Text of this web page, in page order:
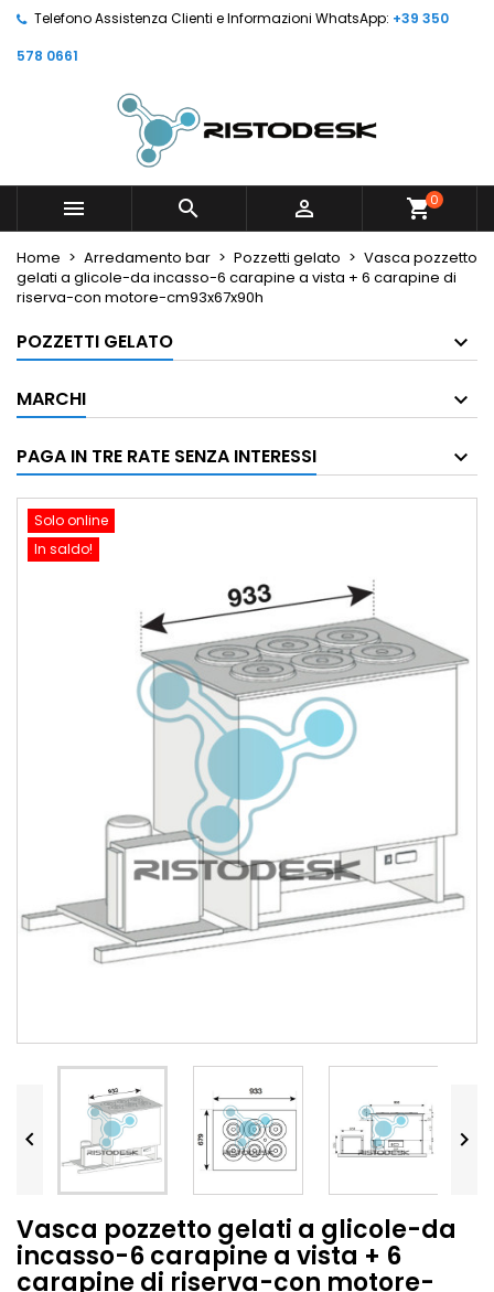
Telefono Assistenza Clienti e Informazioni WhatsApp: +39 350
578 0661
   shopping_cart0
Home Arredamento bar Pozzetti gelato
Vasca pozzetto
gelati a glicole-da incasso-6 carapine a vista + 6 carapine di
riserva-con motore-cm93x67x90h
POZZETTI GELATO
MARCHI
PAGA IN TRE RATE SENZA INTERESSI
Solo online
In saldo!
 
Vasca pozzetto gelati a glicole-da
incasso-6 carapine a vista + 6
carapine di riserva-con motore-